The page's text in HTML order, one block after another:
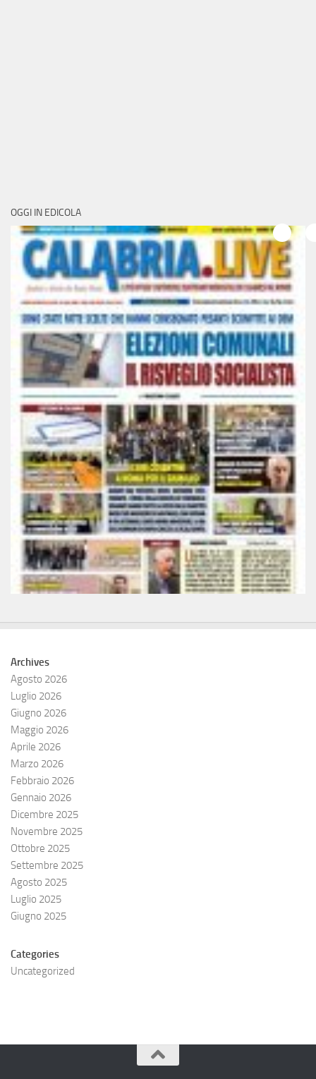
OGGI IN EDICOLA
Archives
Agosto 2026
Luglio 2026
Giugno 2026
Maggio 2026
Aprile 2026
Marzo 2026
Febbraio 2026
Gennaio 2026
Dicembre 2025
Novembre 2025
Ottobre 2025
Settembre 2025
Agosto 2025
Luglio 2025
Giugno 2025
Categories
Uncategorized